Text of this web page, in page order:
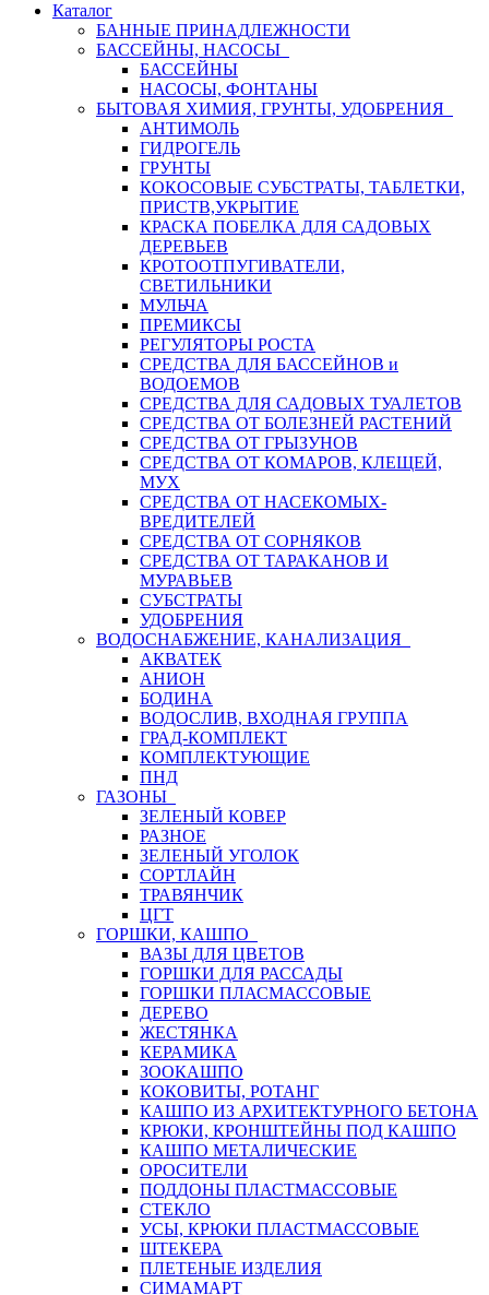
Каталог
БАННЫЕ ПРИНАДЛЕЖНОСТИ
БАССЕЙНЫ, НАСОСЫ
БАССЕЙНЫ
НАСОСЫ, ФОНТАНЫ
БЫТОВАЯ ХИМИЯ, ГРУНТЫ, УДОБРЕНИЯ
АНТИМОЛЬ
ГИДРОГЕЛЬ
ГРУНТЫ
КОКОСОВЫЕ СУБСТРАТЫ, ТАБЛЕТКИ,
ПРИСТВ,УКРЫТИЕ
КРАСКА ПОБЕЛКА ДЛЯ САДОВЫХ
ДЕРЕВЬЕВ
КРОТООТПУГИВАТЕЛИ,
СВЕТИЛЬНИКИ
МУЛЬЧА
ПРЕМИКСЫ
РЕГУЛЯТОРЫ РОСТА
СРЕДСТВА ДЛЯ БАССЕЙНОВ и
ВОДОЕМОВ
СРЕДСТВА ДЛЯ САДОВЫХ ТУАЛЕТОВ
СРЕДСТВА ОТ БОЛЕЗНЕЙ РАСТЕНИЙ
СРЕДСТВА ОТ ГРЫЗУНОВ
СРЕДСТВА ОТ КОМАРОВ, КЛЕЩЕЙ,
МУХ
СРЕДСТВА ОТ НАСЕКОМЫХ-
ВРЕДИТЕЛЕЙ
СРЕДСТВА ОТ СОРНЯКОВ
СРЕДСТВА ОТ ТАРАКАНОВ И
МУРАВЬЕВ
СУБСТРАТЫ
УДОБРЕНИЯ
ВОДОСНАБЖЕНИЕ, КАНАЛИЗАЦИЯ
АКВАТЕК
АНИОН
БОДИНА
ВОДОСЛИВ, ВХОДНАЯ ГРУППА
ГРАД-КОМПЛЕКТ
КОМПЛЕКТУЮЩИЕ
ПНД
ГАЗОНЫ
ЗЕЛЕНЫЙ КОВЕР
РАЗНОЕ
ЗЕЛЕНЫЙ УГОЛОК
СОРТЛАЙН
ТРАВЯНЧИК
ЦГТ
ГОРШКИ, КАШПО
ВАЗЫ ДЛЯ ЦВЕТОВ
ГОРШКИ ДЛЯ РАССАДЫ
ГОРШКИ ПЛАСМАССОВЫЕ
ДЕРЕВО
ЖЕСТЯНКА
КЕРАМИКА
ЗООКАШПО
КОКОВИТЫ, РОТАНГ
КАШПО ИЗ АРХИТЕКТУРНОГО БЕТОНА
КРЮКИ, КРОНШТЕЙНЫ ПОД КАШПО
КАШПО МЕТАЛИЧЕСКИЕ
ОРОСИТЕЛИ
ПОДДОНЫ ПЛАСТМАССОВЫЕ
СТЕКЛО
УСЫ, КРЮКИ ПЛАСТМАССОВЫЕ
ШТЕКЕРА
ПЛЕТЕНЫЕ ИЗДЕЛИЯ
СИМАМАРТ